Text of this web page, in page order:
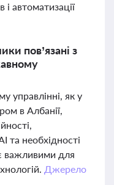
і автоматизації
пов’язані з
управлінні, як у
в Албанії,
та необхідності
важливими для
Джерело